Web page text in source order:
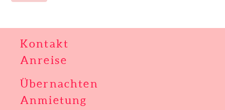
Kontakt
Anreise
Übernachten
Anmietung